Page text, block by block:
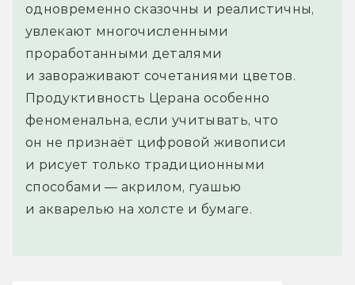
одновременно сказочны и реалистичны,
увлекают многочисленными
проработанными деталями
и завораживают сочетаниями цветов.
Продуктивность Церана особенно
феноменальна, если учитывать, что
он не признаёт цифровой живописи
и рисует только традиционными
способами — акрилом, гуашью
и акварелью на холсте и бумаге.